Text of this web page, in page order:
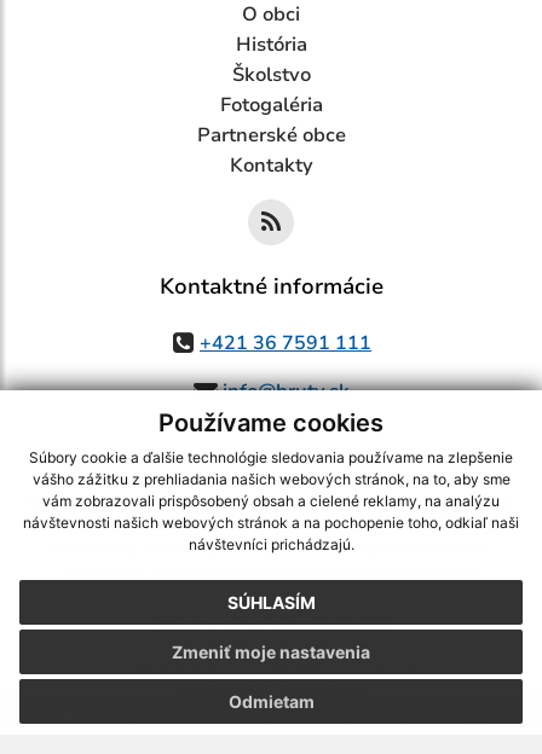
Používame cookies
Súbory cookie a ďalšie technológie sledovania používame na zlepšenie
vášho zážitku z prehliadania našich webových stránok, na to, aby sme
vám zobrazovali prispôsobený obsah a cielené reklamy, na analýzu
návštevnosti našich webových stránok a na pochopenie toho, odkiaľ naši
návštevníci prichádzajú.
SÚHLASÍM
Odmietam
Zmeniť moje nastavenia
O obci
História
Školstvo
Fotogaléria
Partnerské obce
Kontakty
Kontaktné informácie
+421 36 7591 111
info@bruty.sk
využite možnosť získavania aktuálnych informácií s využitím RSS
CMS systém (redakčný) systém ECHELON 2,Mapa stránok,web portál
webex.digital, s.r.o.,domény,registrácia domény
Posledná aktualizácia:03.08.2026
Vytlačiť stránku|Vyhlásenie o prístupnosti